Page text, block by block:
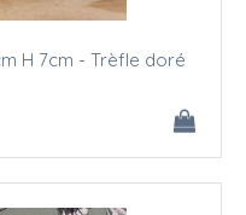
H 7cm - Trèfle doré